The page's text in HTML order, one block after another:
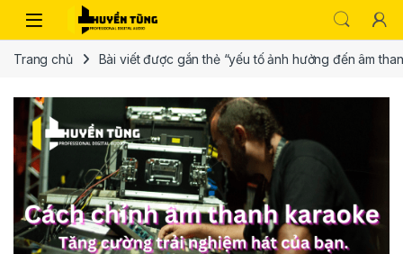
Trang chủ Bài viết được gắn thẻ “yếu tố ảnh hưởng đến âm